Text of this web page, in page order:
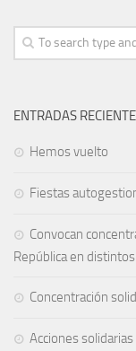
ENTRADAS
Hemos vuelto
Fiestas
Convocan
República en
Concentración
Acciones